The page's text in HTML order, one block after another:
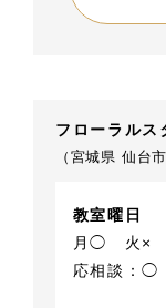
フローラル
（宮城県 仙台
教室曜日
月◯
火×
応相談：◯